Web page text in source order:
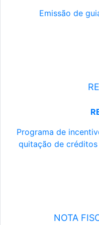
Emissão de
Programa de
quitação de
NOTA